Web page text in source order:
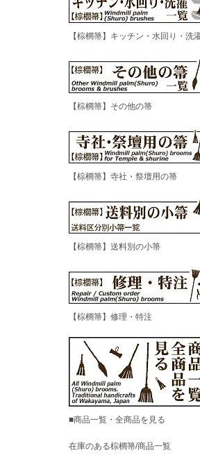
【棕櫚箒】キッチン・水回り・洗
【棕櫚箒】その他の箒
【棕櫚箒】寺社・祭壇用の箒
【棕櫚箒】送料別の小箒
【棕櫚箒】修理・特注
■商品一覧・全商品を見る
在庫のある棕櫚箒/商品一覧